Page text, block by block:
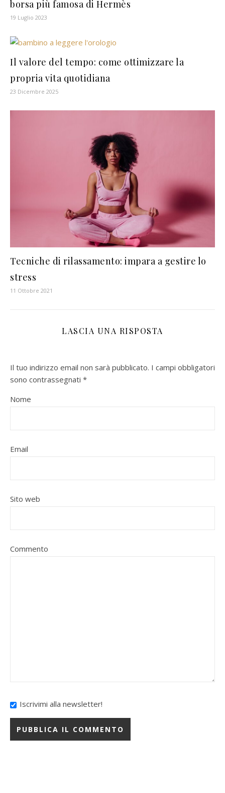
borsa più famosa di Hermès
19 Luglio 2023
Il valore del tempo: come ottimizzare la
propria vita quotidiana
23 Dicembre 2025
Tecniche di rilassamento: impara a gestire lo
stress
11 Ottobre 2021
LASCIA UNA RISPOSTA
Il tuo indirizzo email non sarà pubblicato. I campi obbligatori
sono contrassegnati *
Nome
Email
Sito web
Commento
Iscrivimi alla newsletter!